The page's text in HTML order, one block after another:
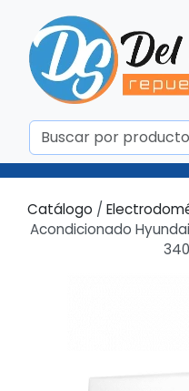
Catálogo /
Acondicionado